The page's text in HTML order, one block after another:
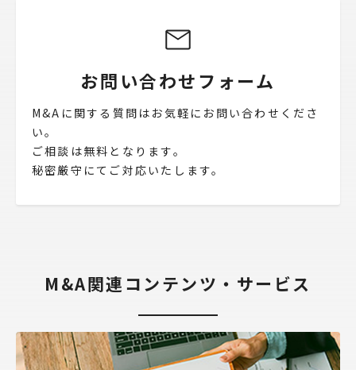
お問い合わせフォーム
M&Aに関する質問はお気軽にお問い合わせくださ
い。
ご相談は無料となります。
秘密厳守にてご対応いたします。
M&A関連コンテンツ・サービス